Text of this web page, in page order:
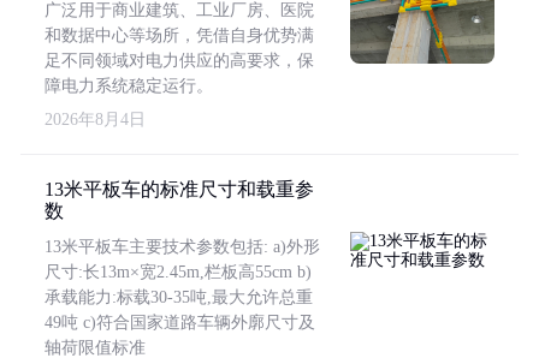
广泛用于商业建筑、工业厂房、医院
和数据中心等场所，凭借自身优势满
足不同领域对电力供应的高要求，保
障电力系统稳定运行。
2026年8月4日
13米平板车的标准尺寸和载重参
数
13米平板车主要技术参数包括: a)外形
尺寸:长13m×宽2.45m,栏板高55cm b)
承载能力:标载30-35吨,最大允许总重
49吨 c)符合国家道路车辆外廓尺寸及
轴荷限值标准